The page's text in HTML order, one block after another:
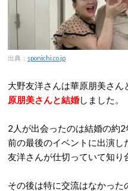
出典： sponichi.co.jp
大野友洋さんは華原朋美さん
原朋美さんと結婚しました。
2人が出会ったのは結婚の約
前の最後のイベントに出演
友洋さんが仕切っていて知り
その後は特に交流はなかっ